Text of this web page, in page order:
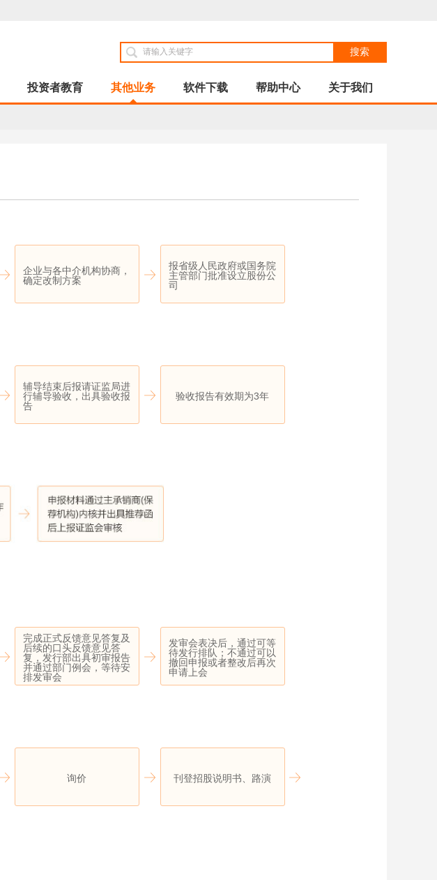
搜索
投资者教育 其他业务 软件下载 帮助中心 关于我们
企业与各中介机构协商，
确定改制方案
报省级人民政府或国务院
主管部门批准设立股份公
司
辅导结束后报请证监局进
行辅导验收，出具验收报
告
验收报告有效期为3年
完成正式反馈意见答复及
后续的口头反馈意见答
复，发行部出具初审报告
并通过部门例会，等待安
排发审会
发审会表决后，通过可等
待发行排队；不通过可以
撤回申报或者整改后再次
申请上会
询价 刊登招股说明书、路演